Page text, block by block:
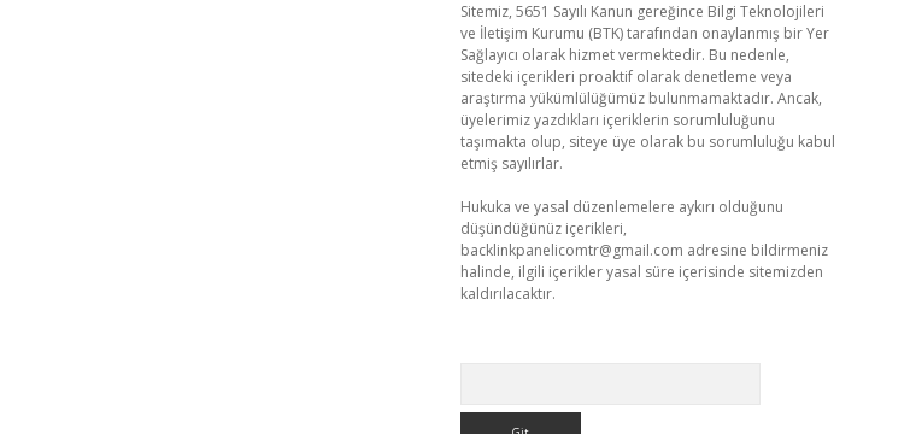
Sitemiz, 5651 Sayılı Kanun gereğince Bilgi Teknolojileri
ve İletişim Kurumu (BTK) tarafından onaylanmış bir Yer
Sağlayıcı olarak hizmet vermektedir. Bu nedenle,
sitedeki içerikleri proaktif olarak denetleme veya
araştırma yükümlülüğümüz bulunmamaktadır. Ancak,
üyelerimiz yazdıkları içeriklerin sorumluluğunu
taşımakta olup, siteye üye olarak bu sorumluluğu kabul
etmiş sayılırlar.
Hukuka ve yasal düzenlemelere aykırı olduğunu
düşündüğünüz içerikleri,
backlinkpanelicomtr@gmail.com adresine bildirmeniz
halinde, ilgili içerikler yasal süre içerisinde sitemizden
kaldırılacaktır.